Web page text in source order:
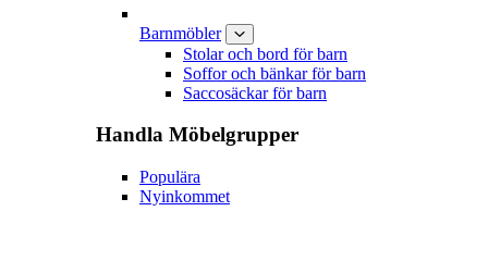
Barnmöbler
Stolar och bord för barn
Soffor och bänkar för barn
Saccosäckar för barn
Handla Möbelgrupper
Populära
Nyinkommet